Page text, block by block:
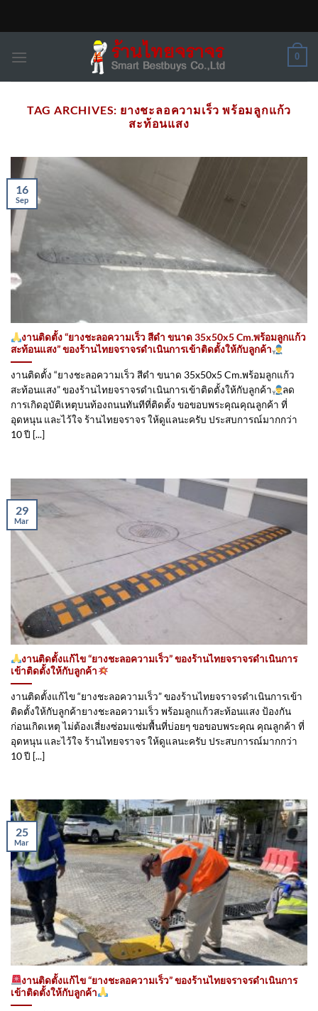
0
TAG ARCHIVES: ยางชะลอความเร็ว พร้อมลูกแก้ว
สะท้อนแสง
งานติดตั้ง “ยางชะลอความเร็ว สีดำ ขนาด 35x50x5 Cm.พร้อมลูกแก้ว
สะท้อนแสง” ของร้านไทยจราจรดำเนินการเข้าติดตั้ง​ให้กับลูกค้า
งานติดตั้ง “ยางชะลอความเร็ว สีดำ ขนาด 35x50x5 Cm.พร้อมลูกแก้ว
สะท้อนแสง” ของร้านไทยจราจรดำเนินการเข้าติดตั้ง​ให้กับลูกค้า
ลด
การเกิดอุบัติเหตุบนท้องถนนทันทีที่ติดตั้ง ขอขอบพระคุณคุณลูกค้า ที่
อุดหนุน และไว้ใจ ร้านไทยจราจร ให้ดูแลนะครับ ประสบการณ์มากกว่า
10 ปี [...]
16
Sep
งานติดตั้งแก้ไข “ยางชะลอความเร็ว” ของร้านไทยจราจรดำเนินการ
เข้าติดตั้ง​ให้กับลูกค้า
งานติดตั้งแก้ไข “ยางชะลอความเร็ว” ของร้านไทยจราจรดำเนินการเข้า
ติดตั้ง​ให้กับลูกค้ายางชะลอความเร็ว พร้อมลูกแก้วสะท้อนแสง ป้องกัน
ก่อนเกิดเหตุ ไม่ต้องเสี่ยงซ่อมแซ่มพื้นที่บ่อยๆ ขอขอบพระคุณ คุณลูกค้า ที่
อุดหนุน และไว้ใจ ร้านไทยจราจร ให้ดูแลนะครับ ประสบการณ์มากกว่า
10 ปี [...]
29
Mar
งานติดตั้งแก้ไข “ยางชะลอความเร็ว” ของร้านไทยจราจรดำเนินการ
เข้าติดตั้ง​ให้กับลูกค้า
25
Mar